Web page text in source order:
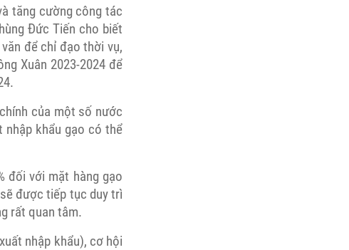
tăng cường công tác
Đức Tiến cho biết
để chỉ đạo thời vụ,
Xuân 2023-2024 để
của một số nước
nhập khẩu gạo có thể
đối với mặt hàng gạo
được tiếp tục duy trì
rất quan tâm.
nhập khẩu), cơ hội